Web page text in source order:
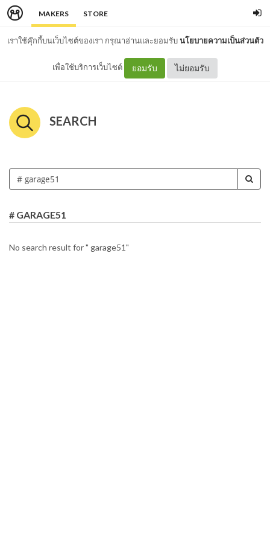
MAKERS STORE
เราใช้คุ๊กกี้บนเว็บไซต์ของเรา กรุณาอ่านและยอมรับนโยบายความเป็นส่วนตัว
เพื่อใช้บริการเว็บไซต์ ยอมรับ ไม่ยอมรับ
SEARCH
# GARAGE51
No search result for " garage51"